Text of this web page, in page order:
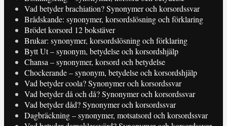
Vad betyder brachiation? Synonymer och korsordssvar
Brådskande: synonymer, korsordslösning och förklaring
Brödet korsord 12 bokstäver
Brukar: synonymer, korsordslösning och förklaring
Bytt Ut – synonym, betydelse och korsordshjälp
Chansa – synonymer, korsord och betydelse
Chockerande – synonym, betydelse och korsordshjälp
Vad betyder coola? Synonymer och korsordssvar
Vad betyder då och då? Synonymer och korsordssvar
Vad betyder dåd? Synonymer och korsordssvar
Dagbräckning – synonymer, motsatsord och korsordssvar